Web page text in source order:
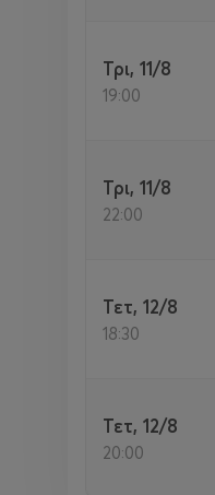
Τρι, 11/8
19:00
Τρι, 11/8
22:00
Τετ, 12/8
18:30
Τετ, 12/8
20:00